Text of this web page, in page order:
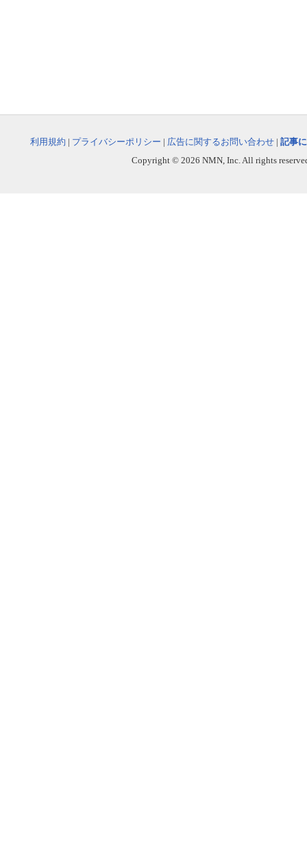
利用規約 | プライバシーポリシー | 広告に関するお問い合わせ | 記事
Copyright © 2026 NMN, Inc. All rights